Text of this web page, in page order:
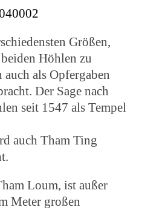
Größen,
Höhlen zu
als Opfergaben
Der Sage nach
seit 1547 als Tempel
auch Tham Ting
Loum, ist außer
Meter großen